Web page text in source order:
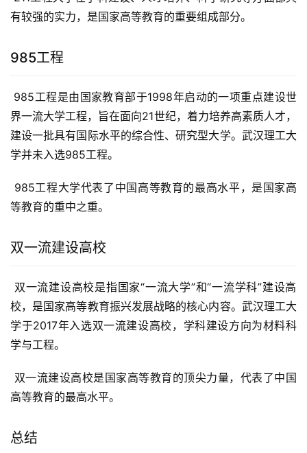
有较强的实力，是国家高等教育的重要组成部分。
985工程
界一流大学工程，旨在面向21世纪，着力培养高素质人才，
建设一批具有国际水平的综合性、研究型大学。武汉理工大
学并未入选985工程。
等教育的重中之重。
双一流建设高校
校，是国家高等教育振兴发展战略的核心内容。武汉理工大
学于2017年入选双一流建设高校，学科建设方向为材料科
学与工程。
高等教育的最高水平。
总结